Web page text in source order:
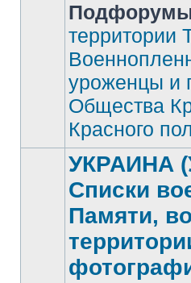
Нет
сообщений
территории
уроженцы и
Общества
Красного
УКРАИНА
Списки
Памяти,